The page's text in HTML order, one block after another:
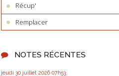
Récup'
Remplacer
NOTES RÉCENTES
jeudi 30 juillet 2026 07h53